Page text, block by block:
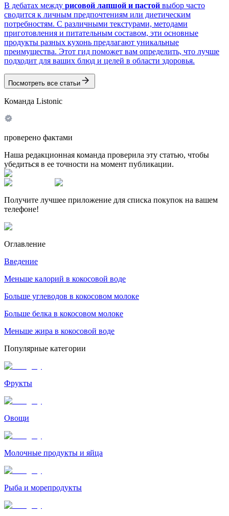
В дебатах между рисовой лапшой и пастой выбор часто
сводится к личным предпочтениям или диетическим
потребностям. С различными текстурами, методами
приготовления и питательным составом, эти основные
продукты разных кухонь предлагают уникальные
преимущества. Этот гид поможет вам определить, что лучше
подходит для ваших блюд и целей в области здоровья.
Посмотреть все статьи
Команда Listonic
проверено фактами
Наша редакционная команда проверила эту статью, чтобы
убедиться в ее точности на момент публикации.
Получите лучшее приложение для списка покупок на вашем
телефоне!
Оглавление
Введение
Меньше калорий в кокосовой воде
Больше углеводов в кокосовом молоке
Больше белка в кокосовом молоке
Меньше жира в кокосовой воде
Популярные категории
Фрукты
Овощи
Молочные продукты и яйца
Рыба и морепродукты